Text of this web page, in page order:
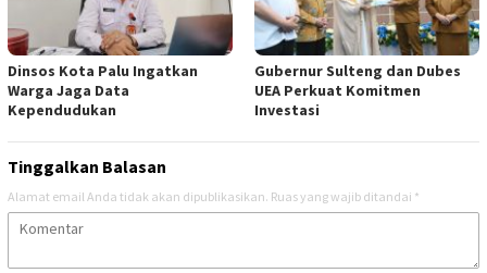
Dinsos Kota Palu Ingatkan
Warga Jaga Data
Kependudukan
Gubernur Sulteng dan Dubes
UEA Perkuat Komitmen
Investasi
Tinggalkan Balasan
Alamat email Anda tidak akan dipublikasikan. Ruas yang wajib ditandai *